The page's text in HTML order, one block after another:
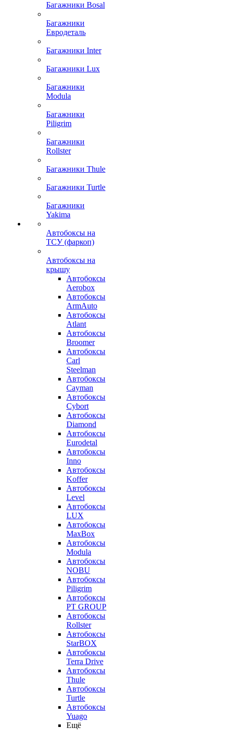
Багажники Bosal
Багажники
Евродеталь
Багажники Inter
Багажники Lux
Багажники
Modula
Багажники
Piligrim
Багажники
Rollster
Багажники Thule
Багажники Turtle
Багажники
Yakima
Автобоксы на
ТСУ (фаркоп)
Автобоксы на
крышу
Автобоксы
Aerobox
Автобоксы
ArmAuto
Автобоксы
Atlant
Автобоксы
Broomer
Автобоксы
Carl
Steelman
Автобоксы
Cayman
Автобоксы
Cybort
Автобоксы
Diamond
Автобоксы
Eurodetal
Автобоксы
Inno
Автобоксы
Koffer
Автобоксы
Level
Автобоксы
LUX
Автобоксы
MaxBox
Автобоксы
Modula
Автобоксы
NOBU
Автобоксы
Piligrim
Автобоксы
PT GROUP
Автобоксы
Rollster
Автобоксы
StarBOX
Автобоксы
Terra Drive
Автобоксы
Thule
Автобоксы
Turtle
Автобоксы
Yuago
Ещё